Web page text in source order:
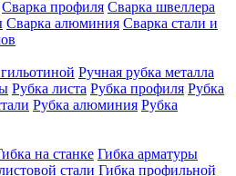
Сварка профиля Сварка швеллера
Сварка алюминия Сварка стали и
Ручная рубка металла
Рубка листа Рубка профиля Рубка
Рубка алюминия Рубка
на станке Гибка арматуры
стали Гибка профильной